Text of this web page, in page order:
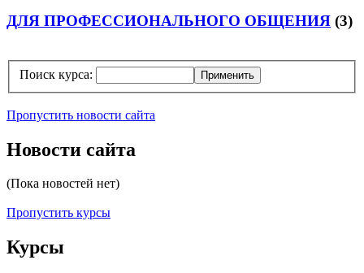
ДЛЯ ПРОФЕССИОНАЛЬНОГО ОБЩЕНИЯ (3)
Поиск курса:
Пропустить новости сайта
Новости сайта
(Пока новостей нет)
Пропустить курсы
Курсы